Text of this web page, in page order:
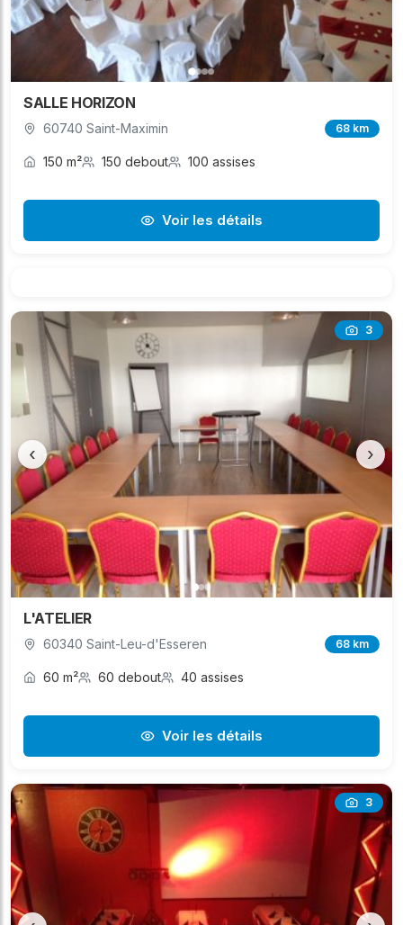
SALLE HORIZON
60740 Saint-Maximin 68 km
150 m² 150 debout 100 assises
Voir les détails
3
‹ ›
L'ATELIER
60340 Saint-Leu-d'Esseren 68 km
60 m² 60 debout 40 assises
Voir les détails
3